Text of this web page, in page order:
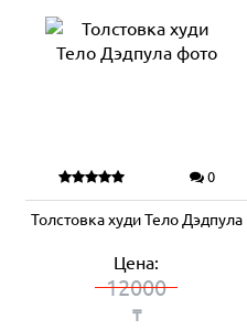
0
Толстовка худи Тело Дэдпула
Цена:
12000
₸